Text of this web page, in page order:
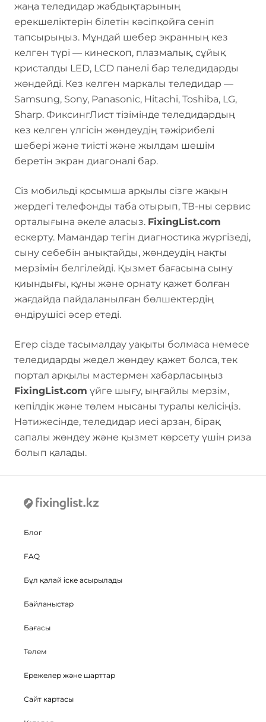
жаңа теледидар жабдықтарының
ерекшеліктерін білетін кәсіпқойға сеніп
тапсырыңыз. Мұндай шебер экранның кез
келген түрі — кинескоп, плазмалық, сұйық
кристалды LED, LCD панелі бар теледидарды
жөндейді. Кез келген маркалы теледидар —
Samsung, Sony, Panasonic, Hitachi, Toshiba, LG,
Sharp. ФиксингЛист тізімінде теледидардың
кез келген үлгісін жөндеудің тәжірибелі
шебері және тиісті және жылдам шешім
беретін экран диагоналі бар.
Сіз мобильді қосымша арқылы сізге жақын
жердегі телефонды таба отырып, ТВ-ны сервис
орталығына әкеле аласыз. FixingList.com
ескерту. Мамандар тегін диагностика жүргізеді,
сыну себебін анықтайды, жөндеудің нақты
мерзімін белгілейді. Қызмет бағасына сыну
қиындығы, құны және орнату қажет болған
жағдайда пайдаланылған бөлшектердің
өндірушісі әсер етеді.
Егер сізде тасымалдау уақыты болмаса немесе
теледидарды жедел жөндеу қажет болса, тек
портал арқылы мастермен хабарласыңыз
FixingList.com үйге шығу, ыңғайлы мерзім,
кепілдік және төлем нысаны туралы келісіңіз.
Нәтижесінде, теледидар иесі арзан, бірақ
сапалы жөндеу және қызмет көрсету үшін риза
болып қалады.
Блог
FAQ
Бұл қалай іске асырылады
Байланыстар
Бағасы
Төлем
Ережелер және шарттар
Сайт картасы